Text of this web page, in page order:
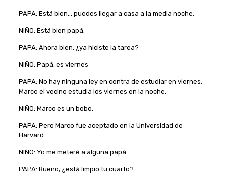
PAPA: Está bien… puedes llegar a casa a la media noche.
NIÑO: Está bien papá.
PAPA: Ahora bien, ¿ya hiciste la tarea?
NIÑO: Papá, es viernes
PAPA: No hay ninguna ley en contra de estudiar en viernes.
Marco el vecino estudia los viernes en la noche.
NIÑO: Marco es un bobo.
PAPA: Pero Marco fue aceptado en la Universidad de
Harvard
NIÑO: Yo me meteré a alguna papá.
PAPA: Bueno, ¿está limpio tu cuarto?